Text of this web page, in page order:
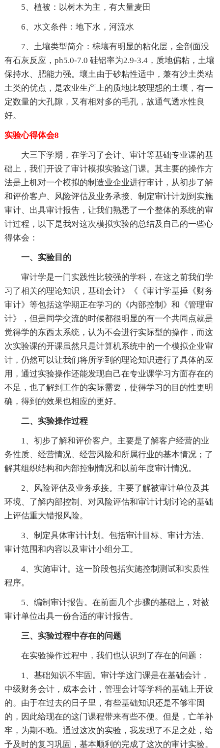
5、植被：以树木为主，有大量麦田
6、水文条件：地下水，河流水
7、土壤类型简介：棕壤有明显的粘化层，全剖面没
有石灰反应，ph5.0-7.0 硅铝率为2.9-3.4，质地偏粘，土壤
保持水、肥能力强。壤土由于砂粘性适中，兼有沙土类粘
土类的优点，是农业生产上的质地比较理想的土壤，有一
定数量的大孔隙，又有相对多的毛孔，故通气透水性良
好。
实验心得体会8
大三下学期，在学习了会计、审计等基础专业课的基
础上，我们开设了审计模拟实验这门课。其主要的操作方
法是上机对一个模拟的制造业企业进行审计，从初步了解
和评价客户、风险评估及业务承接、制定审计计划到实施
审计、出具审计报告，让我们熟悉了一个整体的系统的审
计过程，以下是我对这次模拟实验的总结及自己的一些心
得体会：
一、实验目的
审计学是一门实践性比较强的学科，在这之前我们学
习了相关的理论知识，基础会计》《《审计学基捶《财务
审计》等包括这学期正在学习的《内部控制》和《管理审
计》，但是同学交流的时候都很明显的有一个共同点就是
觉得学的东西太系统，认为不会进行实际型的操作，而这
次实验课的开课虽然只是计算机系统中的一个模拟企业审
计，仍然可以让我们将所学到的理论知识进行了具体的应
用，通过实验操作还能发现自己在专业课学习方面存在的
不足，也了解到工作的实际需要，使得学习的目的性更明
确，得到的效果也相应的更好。
二、实验操作过程
1、初步了解和评价客户。主要是了解客户经营的业
务性质、经营情况、经营风险和所属行业的基本情况；了
解其组织结构和内部控制情况和以前年度审计情况。
2、风险评估及业务承接。主要了解被审计单位及其
环境、了解内部控制、对风险评估和审计计划讨论的基础
上评估重大错报风险。
3、制定具体审计计划。包括审计目标、审计方法、
审计范围和内容以及审计小组分工。
4、实施审计。这一阶段包括实施控制测试和实质性
程序。
5、编制审计报告。在前面几个步骤的基础上，对被
审计单位出具一份合适的审计报告。
三、实验过程中存在的问题
在实验操作过程中，我们也认识到了存在的问题：
1、基础知识不牢固。审计学这门课是在基础会计，
中级财务会计，成本会计，管理会计等学科的基础上开设
的。由于在过去的日子里，有些基础知识还是不够牢固
的，因此给现在的这门课程带来有些不便。但是，亡羊补
牢，为期不晚。通过这次的实验，我发现了不足之处，给
予及时的复习巩固，基本顺利的完成了这次的审计实验。